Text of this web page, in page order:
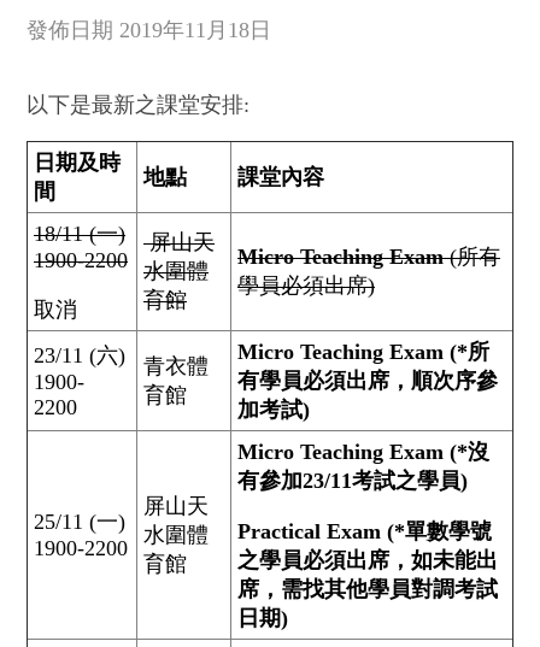
發佈日期 2019年11月18日
以下是最新之課堂安排:
日期及時
間
地點 課堂內容
18/11 (一)
1900-2200
取消
屏山天
水圍體
育館
Micro Teaching Exam(所有
學員必須出席)
23/11 (六)
1900-
2200
青衣體
育館
Micro Teaching Exam (*所
有學員必須出席，順次序參
加考試)
25/11 (一)
1900-2200
屏山天
水圍體
育館
Micro Teaching Exam (*沒
有參加23/11考試之學員)
Practical Exam (*單數學號
之學員必須出席，如未能出
席，需找其他學員對調考試
日期)